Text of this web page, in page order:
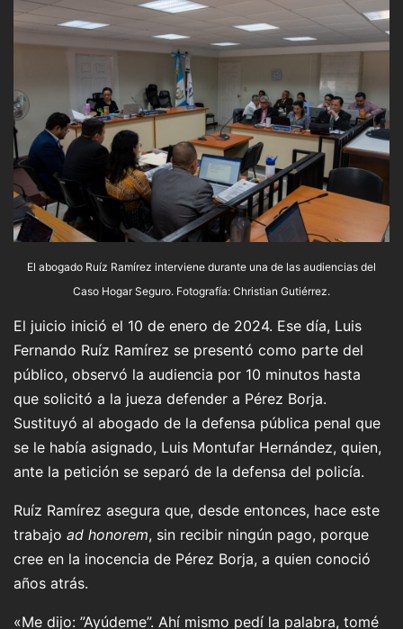
El abogado Ruíz Ramírez interviene durante una de las audiencias del
Caso Hogar Seguro. Fotografía: Christian Gutiérrez.
El juicio inició el 10 de enero de 2024. Ese día, Luis
Fernando Ruíz Ramírez se presentó como parte del
público, observó la audiencia por 10 minutos hasta
que solicitó a la jueza defender a Pérez Borja.
Sustituyó al abogado de la defensa pública penal que
se le había asignado, Luis Montufar Hernández, quien,
ante la petición se separó de la defensa del policía.
Ruíz Ramírez asegura que, desde entonces, hace este
trabajo ad honorem, sin recibir ningún pago, porque
cree en la inocencia de Pérez Borja, a quien conoció
años atrás.
«Me dijo: ”Ayúdeme”. Ahí mismo pedí la palabra, tomé